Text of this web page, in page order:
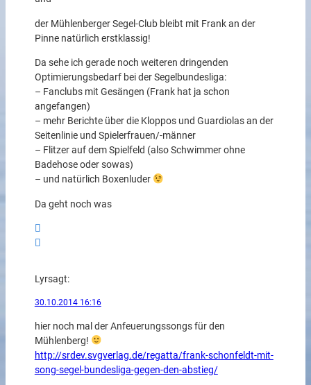
der Mühlenberger Segel-Club bleibt mit Frank an der
Pinne natürlich erstklassig!
Da sehe ich gerade noch weiteren dringenden
Optimierungsbedarf bei der Segelbundesliga:
– Fanclubs mit Gesängen (Frank hat ja schon
angefangen)
– mehr Berichte über die Kloppos und Guardiolas an der
Seitenlinie und Spielerfrauen/-männer
– Flitzer auf dem Spielfeld (also Schwimmer ohne
Badehose oder sowas)
– und natürlich Boxenluder
Da geht noch was
Lyrsagt:
30.10.2014 16:16
hier noch mal der Anfeuerungssongs für den
Mühlenberg!
http://srdev.svgverlag.de/regatta/frank-schonfeldt-mit-
song-segel-bundesliga-gegen-den-abstieg/